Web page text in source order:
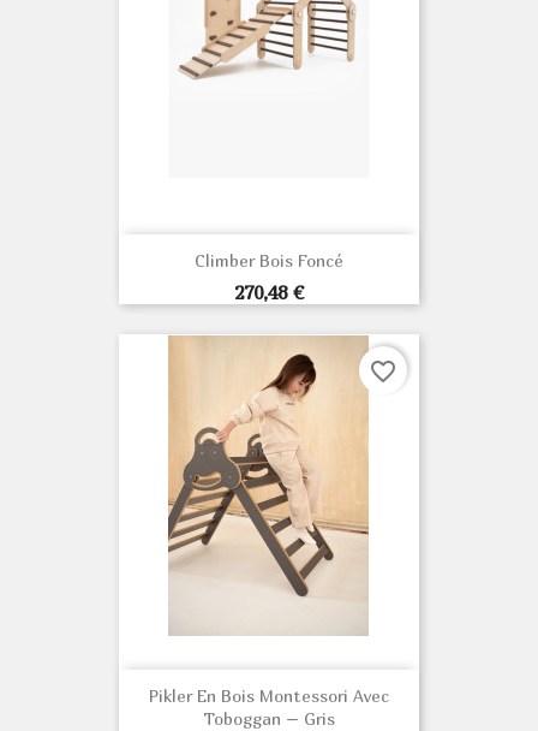
Climber Bois Foncé
Prix
270,48 €
Pikler En Bois Montessori Avec
Toboggan – Gris
favorite_border